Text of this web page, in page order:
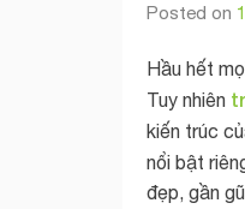
Posted on
Hầu hết
Tuy nhiên
kiến trúc
nổi bật
đẹp, gần